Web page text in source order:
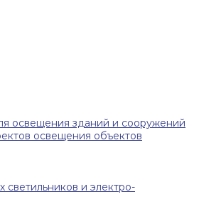
освещения зданий и сооружений
освещения объектов
и электро-